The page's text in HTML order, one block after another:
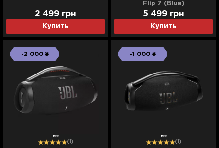
Купить
2 499 грн
Flip 7 (Blue)
Купить
5 499 грн
-2 000 ₴
(1)
-1 000 ₴
(1)